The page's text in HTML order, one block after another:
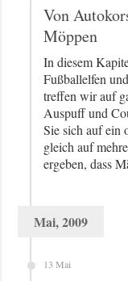
Von
Möppen
In diesem
Fußballelfen
treffen wir auf
Auspuff und
Sie sich auf ein
gleich auf
ergeben, dass
Mai, 2009
13 Mai